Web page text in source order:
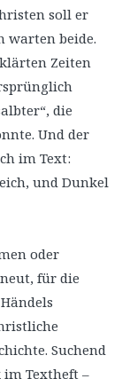
soll er
warten beide.
Zeiten
die
Und der
im Text:
und Dunkel
oder
für die
Suchend
Textheft –